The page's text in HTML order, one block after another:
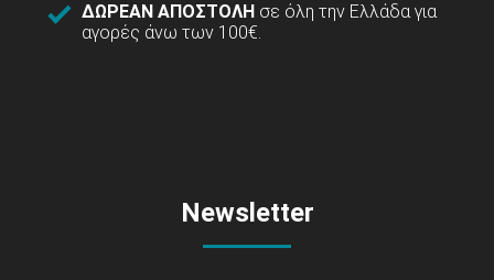
ΔΩΡΕΑΝ ΑΠΟΣΤΟΛΗ σε όλη την Ελλάδα για
αγορές άνω των 100€.
Newsletter